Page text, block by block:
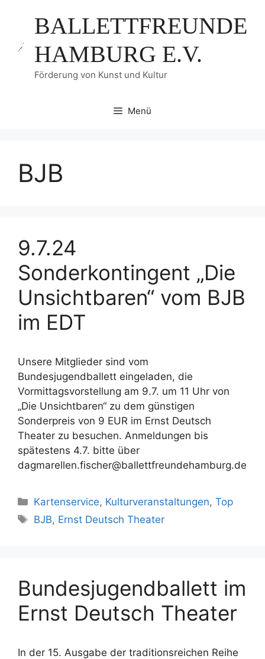
springenBALLETTFREUNDE
HAMBURG E.V.
Förderung von Kunst und Kultur
Menü
BJB
9.7.24
Sonderkontingent „Die
Unsichtbaren“ vom BJB
im EDT
Unsere Mitglieder sind vom
Bundesjugendballett eingeladen, die
Vormittagsvorstellung am 9.7. um 11 Uhr von
„Die Unsichtbaren“ zu dem günstigen
Sonderpreis von 9 EUR im Ernst Deutsch
Theater zu besuchen. Anmeldungen bis
spätestens 4.7. bitte über
dagmarellen.fischer@ballettfreundehamburg.de
Kategorien
Kartenservice, Kulturveranstaltungen,Top
Schlagwörter
BJB, Ernst Deutsch Theater
Bundesjugendballett im
Ernst Deutsch Theater
In der 15. Ausgabe der traditionsreichen Reihe